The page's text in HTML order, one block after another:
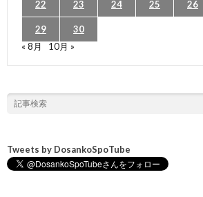
22 23 24 25 26
29
30
« 8月
10月 »
Tweets by DosankoSpoTube